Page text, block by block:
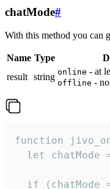
chatMode#
With this method you can
Name Type
result string online - at
offline -
function
let chatMode
if (chatMode